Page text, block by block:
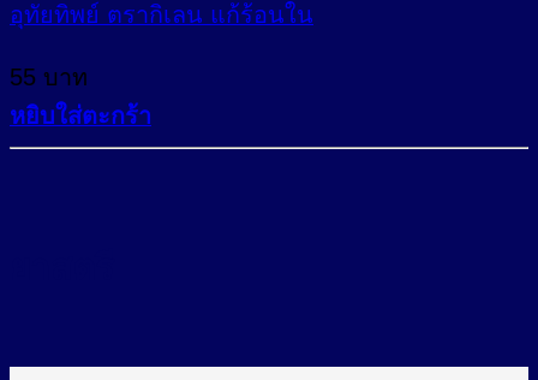
อุทัยทิพย์ ตรากิเลน แก้ร้อนใน
55 บาท
หยิบใส่ตะกร้า